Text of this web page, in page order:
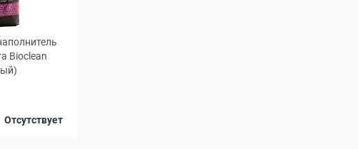
Bioclean
Отсутствует
4 6